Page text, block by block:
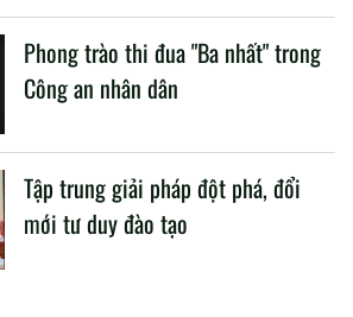
Phong trào thi đua "Ba nhất" trong
Công an nhân dân
Tập trung giải pháp đột phá, đổi
mới tư duy đào tạo